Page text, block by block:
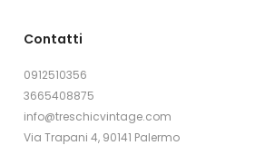
Contatti
0912510356
3665408875
info@treschicvintage.com
Via Trapani 4, 90141 Palermo